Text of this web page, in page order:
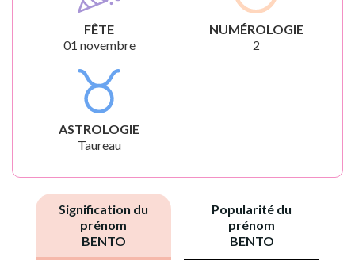
FÊTE
01 novembre
NUMÉROLOGIE
2
ASTROLOGIE
Taureau
Signification du
prénom
BENTO
Popularité du
prénom
BENTO